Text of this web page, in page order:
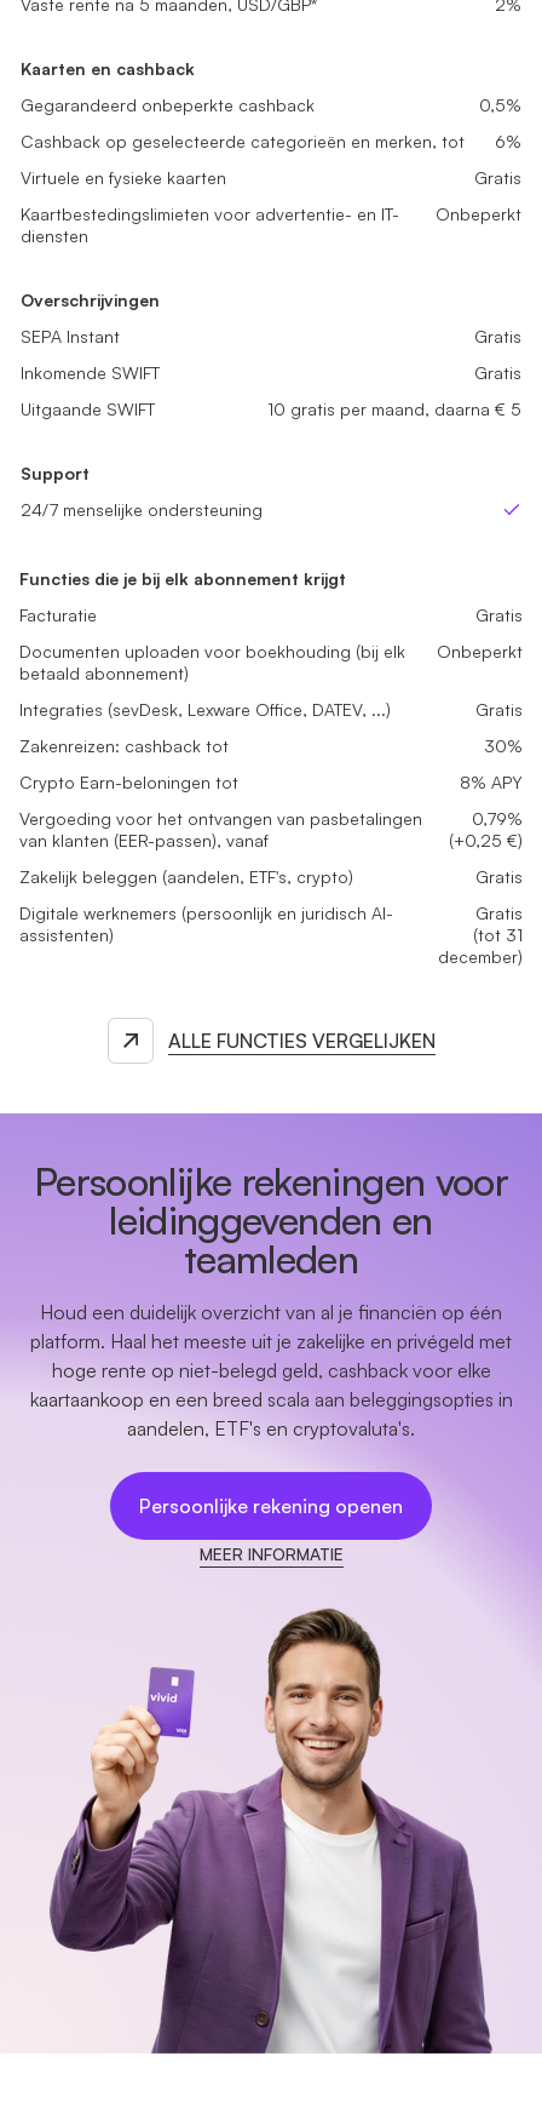
Kaarten en cashback
Gegarandeerd onbeperkte cashback0,1%
Cashback op geselecteerde categorieën en merken, tot2%
Virtuele en fysieke kaarten
Kaartbestedingslimieten voor advertentie- en IT-diensten
SEPA InstantGratis
Inkomende SWIFT
Uitgaande SWIFT Niet beschikbaar
24/7 menselijke ondersteuning
Kaarten en cashback
Gegarandeerd onbeperkte cashback0,2%
Cashback op geselecteerde categorieën en merken, tot4%
Virtuele en fysieke kaarten
Kaartbestedingslimieten voor advertentie- en IT-diensten
SEPA InstantGratis
Inkomende SWIFT
Uitgaande SWIFT 5 gratis per maand, daarna € 5
24/7 menselijke ondersteuning
Vaste rente na 5 maanden, USD/GBP*
2%
Kaarten en cashback
Gegarandeerd onbeperkte cashback
0,5%
Cashback op geselecteerde categorieën en merken, tot
6%
Virtuele en fysieke kaarten
Gratis
Kaartbestedingslimieten voor advertentie- en IT-
diensten
Onbeperkt
Overschrijvingen
SEPA Instant
Gratis
Inkomende SWIFT
Gratis
Uitgaande SWIFT
10 gratis per maand, daarna € 5
Support
24/7 menselijke ondersteuning
Functies die je bij elk abonnement krijgt
Facturatie
Gratis
Documenten uploaden voor boekhouding (bij elk
betaald abonnement)
Onbeperkt
Integraties (sevDesk, Lexware Office, DATEV, ...)
Gratis
Zakenreizen: cashback tot
30%
Crypto Earn-beloningen tot
8% APY
Vergoeding voor het ontvangen van pasbetalingen
van klanten (EER-passen), vanaf
0,79%
(+0,25 €)
Zakelijk beleggen (aandelen, ETF's, crypto)
Gratis
Digitale werknemers (persoonlijk en juridisch AI-
assistenten)
Gratis
(tot 31
december)
ALLE FUNCTIES VERGELIJKEN
Persoonlijke rekeningen voor
leidinggevenden en
teamleden
Houd een duidelijk overzicht van al je financiën op één
platform. Haal het meeste uit je zakelijke en privégeld met
hoge rente op niet-belegd geld, cashback voor elke
kaartaankoop en een breed scala aan beleggingsopties in
aandelen, ETF's en cryptovaluta's.
Persoonlijke rekening openen
MEER INFORMATIE